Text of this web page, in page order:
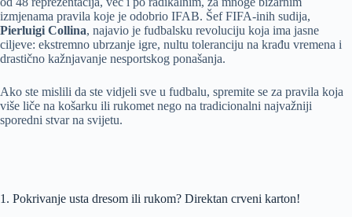
izmjenama pravila koje je odobrio IFAB. Šef FIFA-inih sudija,
Pierluigi Collina, najavio je fudbalsku revoluciju koja ima jasne
ciljeve: ekstremno ubrzanje igre, nultu toleranciju na krađu vremena i
drastično kažnjavanje nesportskog ponašanja.
Ako ste mislili da ste vidjeli sve u fudbalu, spremite se za pravila koja
više liče na košarku ili rukomet nego na tradicionalni najvažniji
sporedni stvar na svijetu.
1. Pokrivanje usta dresom ili rukom? Direktan crveni karton!